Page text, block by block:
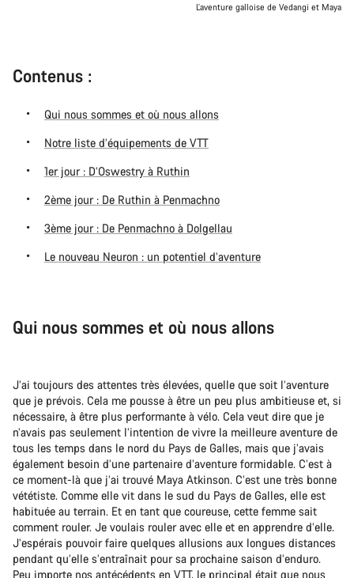
L’aventure galloise de Vedangi et Maya
Contenus :
Qui nous sommes et où nous allons
Notre liste d’équipements de VTT
1er jour : D’Oswestry à Ruthin
2ème jour : De Ruthin à Penmachno
3ème jour : De Penmachno à Dolgellau
Le nouveau Neuron : un potentiel d’aventure
Qui nous sommes et où nous allons
J’ai toujours des attentes très élevées, quelle que soit l’aventure
que je prévois. Cela me pousse à être un peu plus ambitieuse et, si
nécessaire, à être plus performante à vélo. Cela veut dire que je
n’avais pas seulement l’intention de vivre la meilleure aventure de
tous les temps dans le nord du Pays de Galles, mais que j’avais
également besoin d’une partenaire d’aventure formidable. C’est à
ce moment-là que j’ai trouvé Maya Atkinson. C’est une très bonne
vététiste. Comme elle vit dans le sud du Pays de Galles, elle est
habituée au terrain. Et en tant que coureuse, cette femme sait
comment rouler. Je voulais rouler avec elle et en apprendre d’elle.
J’espérais pouvoir faire quelques allusions aux longues distances
pendant qu’elle s’entraînait pour sa prochaine saison d’enduro.
Peu importe nos antécédents en VTT, le principal était que nous